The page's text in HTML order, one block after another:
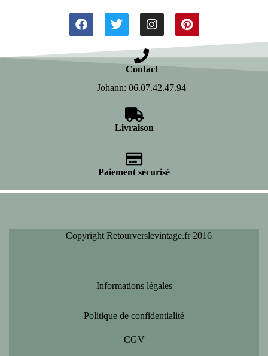
Contact
Johann: 06.07.42.47.94
Livraison
Paiement sécurisé
Copyright Retourverslevintage.fr 2016
Informations légales
Politique de confidentialité
CGV